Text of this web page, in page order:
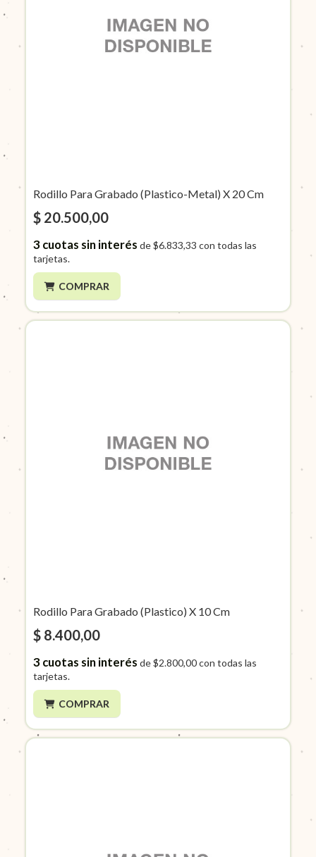
Rodillo Para Grabado (Plastico-Metal) X 20 Cm
$ 20.500,00
3cuotas sin interés de$6.833,33 con todas las
tarjetas.
COMPRAR
Rodillo Para Grabado (Plastico) X 10 Cm
$ 8.400,00
3cuotas sin interés de$2.800,00con todas las
tarjetas.
COMPRAR